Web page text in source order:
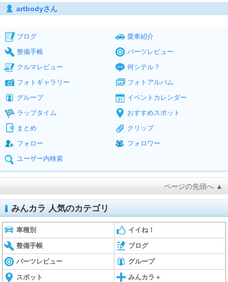
artbodyさん
ブログ
愛車紹介
整備手帳
パーツレビュー
クルマレビュー
何シテル？
フォトギャラリー
フォトアルバム
グループ
イベントカレンダー
ラップタイム
おすすめスポット
まとめ
クリップ
フォロー
フォロワー
ユーザー内検索
ページの先頭へ ▲
みんカラ 人気のカテゴリ
車種別 イイね！
整備手帳 ブログ
パーツレビュー グループ
スポット みんカラ＋